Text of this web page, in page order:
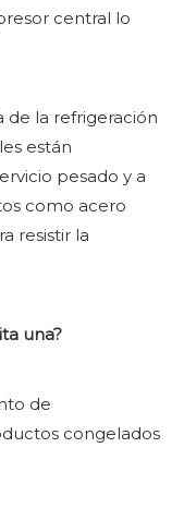
central lo
de la refrigeración
están
pesado y a
como acero
resistir la
una?
de
congelados